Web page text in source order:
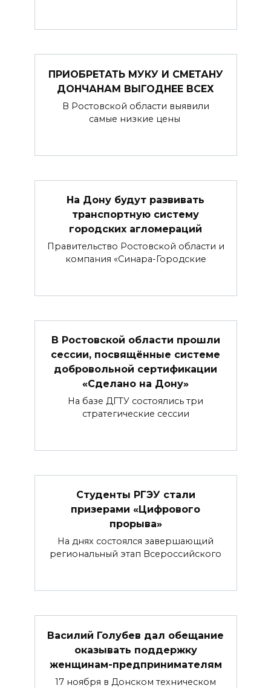
ПРИОБРЕТАТЬ МУКУ И СМЕТАНУ
ДОНЧАНАМ ВЫГОДНЕЕ ВСЕХ
В Ростовской области выявили
самые низкие цены
На Дону будут развивать
транспортную систему
городских агломераций
Правительство Ростовской области и
компания «Синара-Городские
В Ростовской области прошли
сессии, посвящённые системе
добровольной сертификации
«Сделано на Дону»
На базе ДГТУ состоялись три
стратегические сессии
Студенты РГЭУ стали
призерами «Цифрового
прорыва»
На днях состоялся завершающий
региональный этап Всероссийского
Василий Голубев дал обещание
оказывать поддержку
женщинам-предпринимателям
17 ноября в Донском техническом